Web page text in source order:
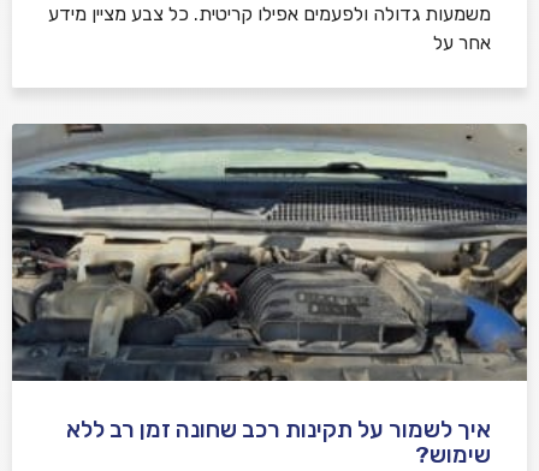
משמעות גדולה ולפעמים אפילו קריטית. כל צבע מציין מידע
אחר על
איך לשמור על תקינות רכב שחונה זמן רב ללא
שימוש?